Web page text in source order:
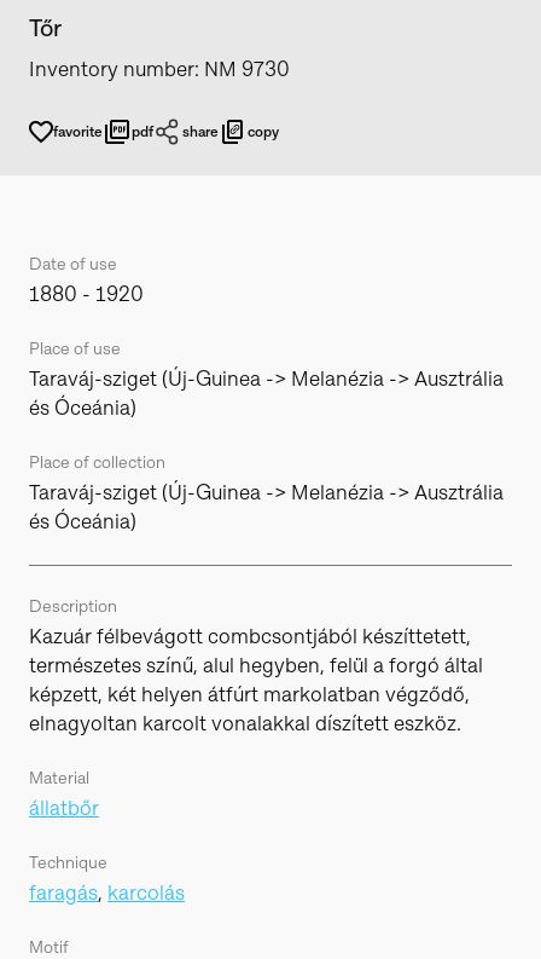
Tőr
Inventory number: NM 9730
favorite pdf share copy
Date of use
1880 - 1920
Place of use
Taraváj-sziget (Új-Guinea -> Melanézia -> Ausztrália
és Óceánia)
Place of collection
Taraváj-sziget (Új-Guinea -> Melanézia -> Ausztrália
és Óceánia)
Description
Kazuár félbevágott combcsontjából készíttetett,
természetes színű, alul hegyben, felül a forgó által
képzett, két helyen átfúrt markolatban végződő,
elnagyoltan karcolt vonalakkal díszített eszköz.
Material
állatbőr
Technique
faragás, karcolás
Motif